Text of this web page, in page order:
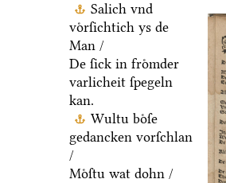
Salich vnd
voͤrſichtich ys de
Man /
De ſick in froͤmder
varlicheit ſpegeln
kan.
Wultu boͤſe
gedancken vorſchlan
/
Moͤſtu wat dohn /